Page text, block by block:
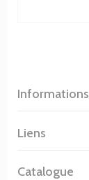
Informations
Liens
Catalogue